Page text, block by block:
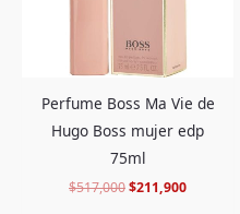
Perfume Boss Ma Vie de
Hugo Boss mujer edp
75ml
$517,000$211,900